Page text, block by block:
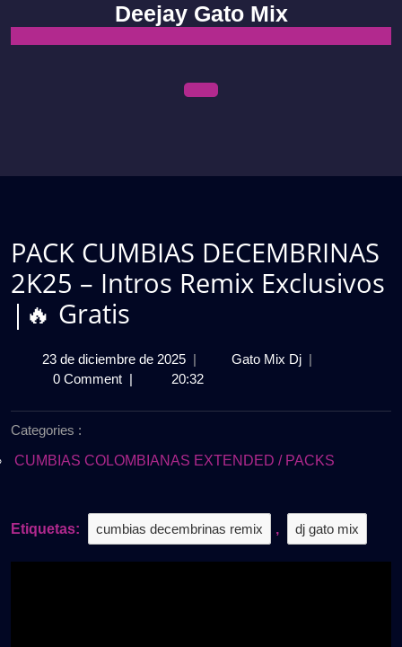
content
Deejay Gato Mix
PACK CUMBIAS DECEMBRINAS
2K25 – Intros Remix Exclusivos
|🔥 Gratis
23 de diciembre de 202523
de
| Gato Mix DjPACK
Intros
|
🔥
|
0 Comment | 20:32
Categories :
CUMBIAS COLOMBIANAS EXTENDED / PACKS
Etiquetas: cumbias decembrinas remix , dj gato mix